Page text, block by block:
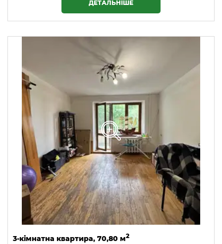
ДЕТАЛЬНІШЕ
3-кімнатна квартира, 70,80 м2